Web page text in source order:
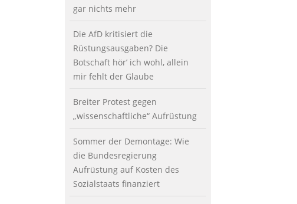
gar nichts mehr
Die AfD kritisiert die
Rüstungsausgaben? Die
Botschaft hör’ ich wohl, allein
mir fehlt der Glaube
Breiter Protest gegen
„wissenschaftliche“ Aufrüstung
Sommer der Demontage: Wie
die Bundesregierung
Aufrüstung auf Kosten des
Sozialstaats finanziert